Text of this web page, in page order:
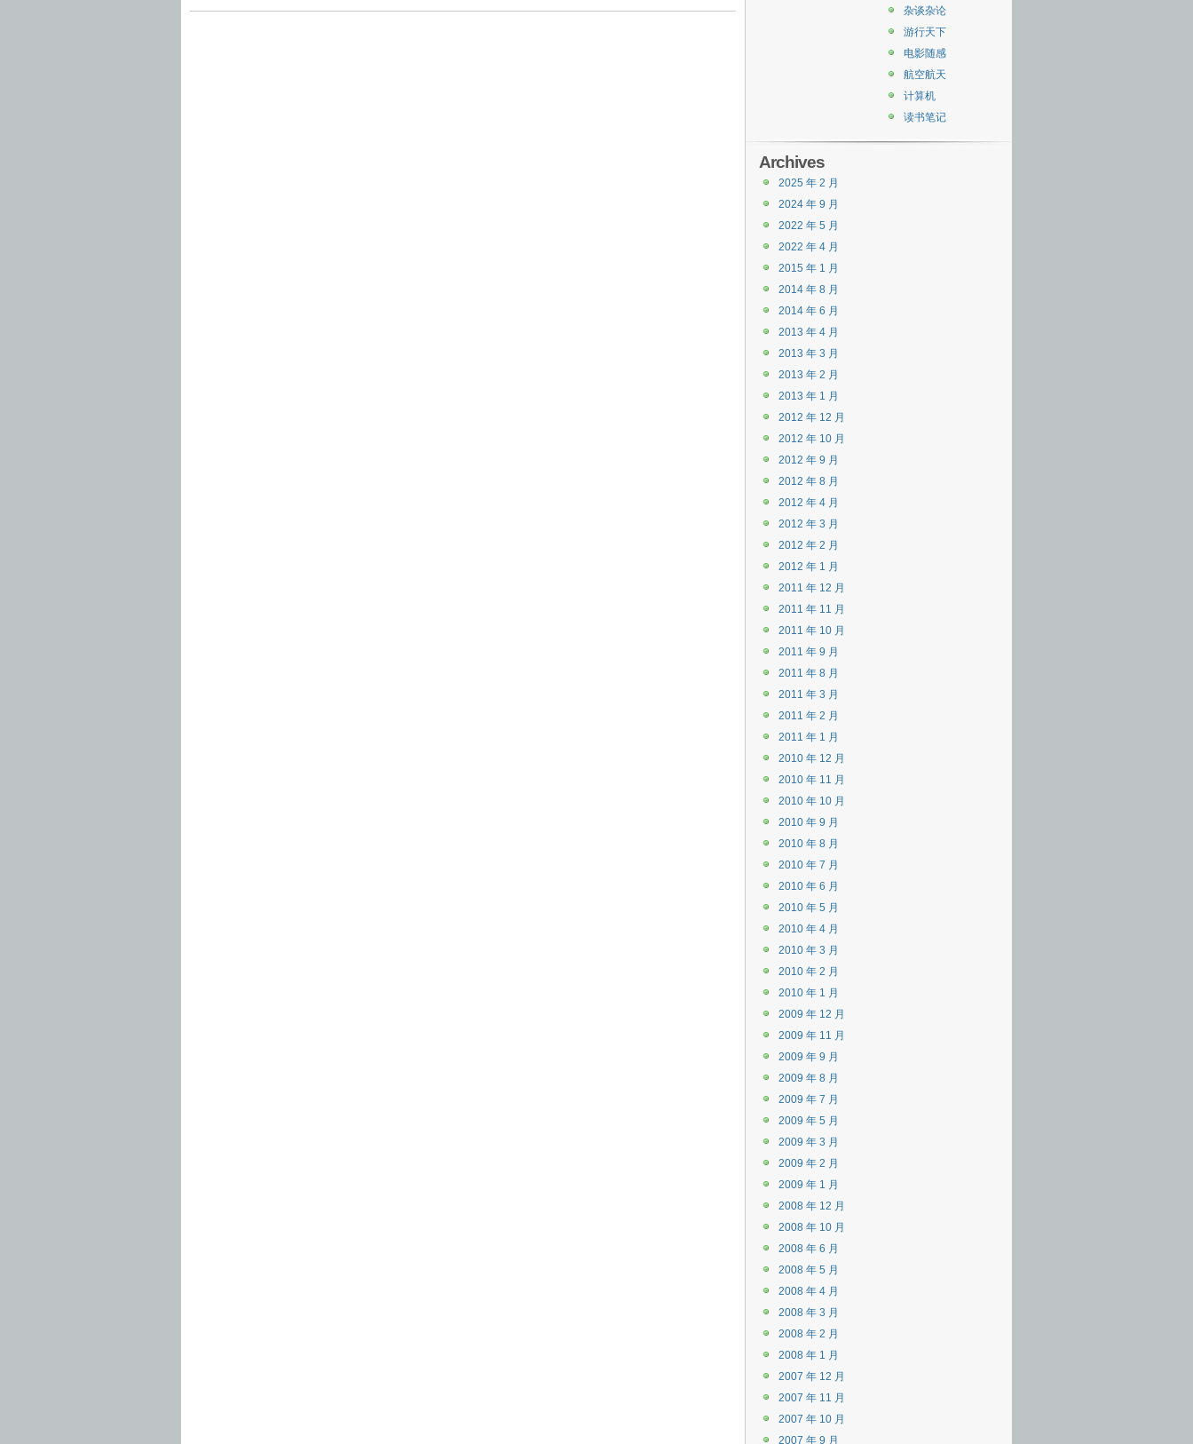
杂谈杂论
游行天下
电影随感
航空航天
计算机
读书笔记
Archives
2025 年 2 月
2024 年 9 月
2022 年 5 月
2022 年 4 月
2015 年 1 月
2014 年 8 月
2014 年 6 月
2013 年 4 月
2013 年 3 月
2013 年 2 月
2013 年 1 月
2012 年 12 月
2012 年 10 月
2012 年 9 月
2012 年 8 月
2012 年 4 月
2012 年 3 月
2012 年 2 月
2012 年 1 月
2011 年 12 月
2011 年 11 月
2011 年 10 月
2011 年 9 月
2011 年 8 月
2011 年 3 月
2011 年 2 月
2011 年 1 月
2010 年 12 月
2010 年 11 月
2010 年 10 月
2010 年 9 月
2010 年 8 月
2010 年 7 月
2010 年 6 月
2010 年 5 月
2010 年 4 月
2010 年 3 月
2010 年 2 月
2010 年 1 月
2009 年 12 月
2009 年 11 月
2009 年 9 月
2009 年 8 月
2009 年 7 月
2009 年 5 月
2009 年 3 月
2009 年 2 月
2009 年 1 月
2008 年 12 月
2008 年 10 月
2008 年 6 月
2008 年 5 月
2008 年 4 月
2008 年 3 月
2008 年 2 月
2008 年 1 月
2007 年 12 月
2007 年 11 月
2007 年 10 月
2007 年 9 月